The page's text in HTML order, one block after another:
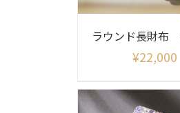
¥22,000